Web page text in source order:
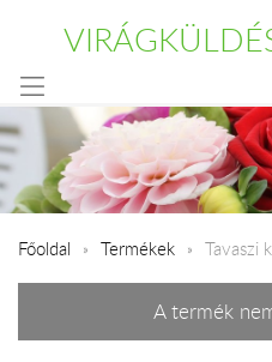
Főoldal Termékek Tavaszi
A termék